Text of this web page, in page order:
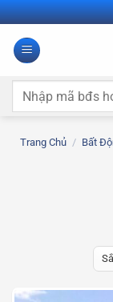
Bỏ
qua
nội
Tìm
Trang Chủ / Bất